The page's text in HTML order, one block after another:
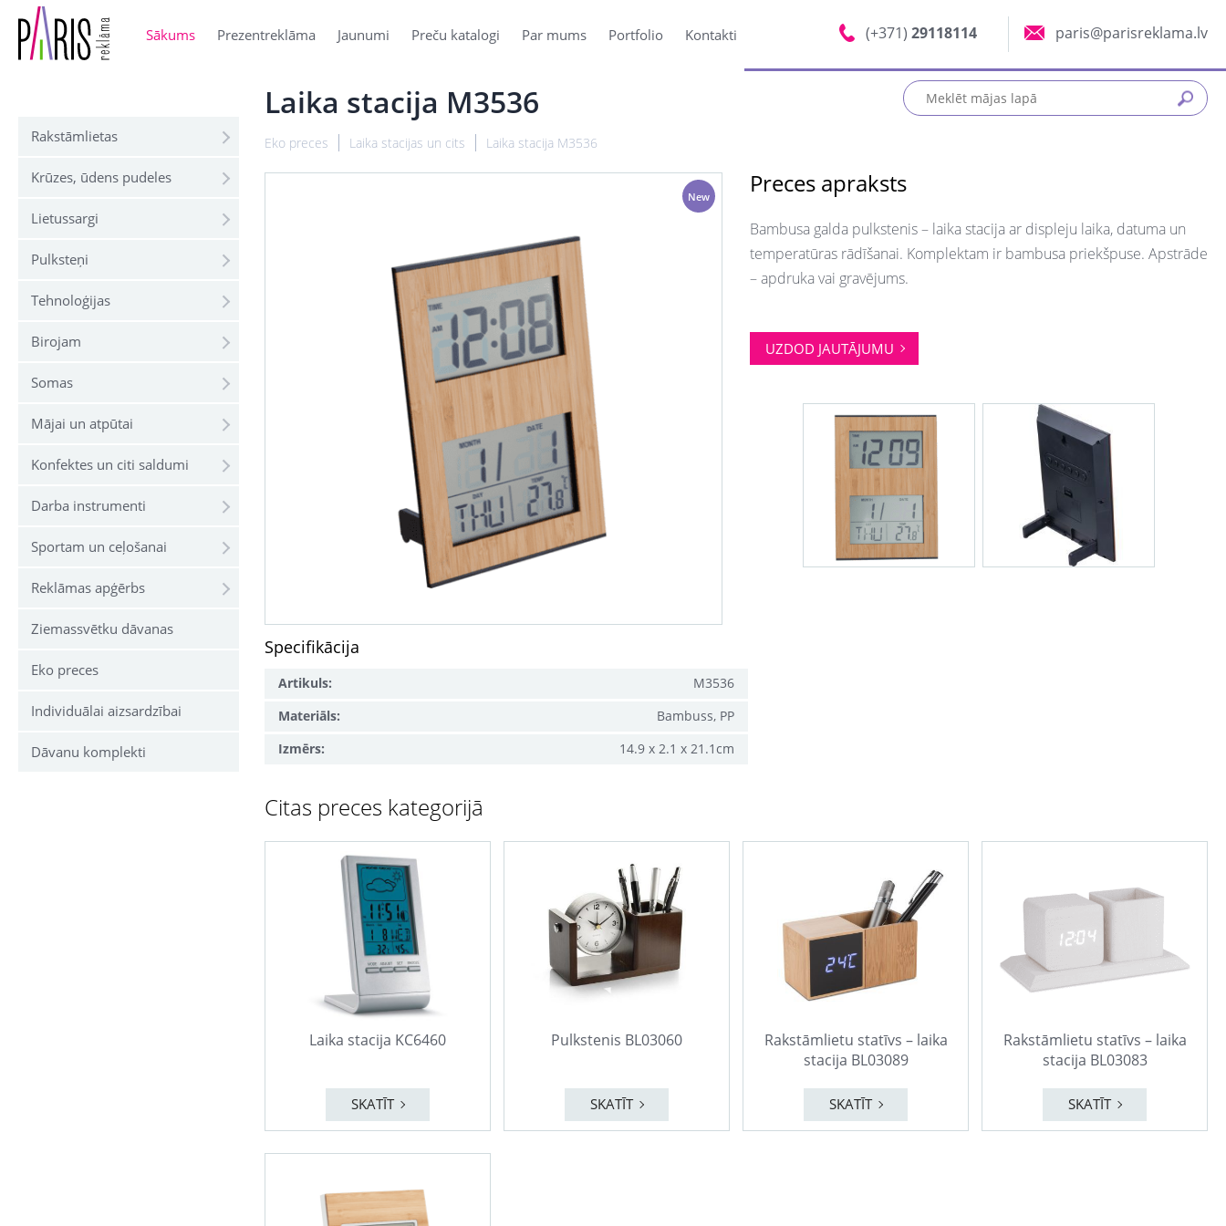
Sākums Prezentreklāma Jaunumi Preču katalogi Par mums Portfolio Kontakti (+371) 29118114 paris@parisreklama.lv
Rakstāmlietas
Krūzes, ūdens pudeles
Lietussargi
Pulksteņi
Tehnoloģijas
Birojam
Somas
Mājai un atpūtai
Konfektes un citi saldumi
Darba instrumenti
Sportam un ceļošanai
Reklāmas apģērbs
Ziemassvētku dāvanas
Eko preces
Individuālai aizsardzībai
Dāvanu komplekti
Laika stacija M3536
Eko preces Laika stacijas un cits Laika stacija M3536
New Preces apraksts
Bambusa galda pulkstenis – laika stacija ar displeju laika, datuma un
temperatūras rādīšanai. Komplektam ir bambusa priekšpuse. Apstrāde
– apdruka vai gravējums.
UZDOD JAUTĀJUMU
Specifikācija
Artikuls:
M3536
Materiāls:
Bambuss, PP
Izmērs:
14.9 x 2.1 x 21.1cm
Citas preces kategorijā
Laika stacija KC6460
SKATĪT
Pulkstenis BL03060
SKATĪT
Rakstāmlietu statīvs – laika
stacija BL03089
SKATĪT
Rakstāmlietu statīvs – laika
stacija BL03083
SKATĪT